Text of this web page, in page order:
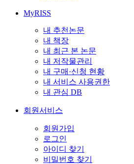
MyRISS
내 추천논문
내 책장
내 최근 본 논문
내 저작물관리
내 구매·신청 현황
내 서비스 사용권한
내 관심 DB
회원서비스
회원가입
로그인
아이디 찾기
비밀번호 찾기